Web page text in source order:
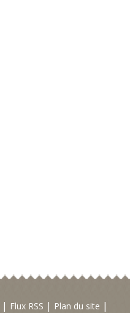
Flux RSS Plan du site